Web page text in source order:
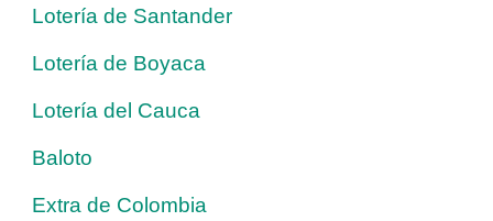
Lotería de Santander
Lotería de Boyaca
Lotería del Cauca
Baloto
Extra de Colombia